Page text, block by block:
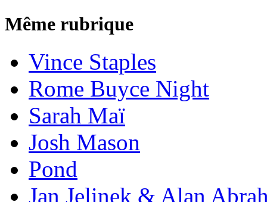
Même rubrique
Vince Staples
Rome Buyce Night
Sarah Maï
Josh Mason
Pond
Jan Jelinek & Alan